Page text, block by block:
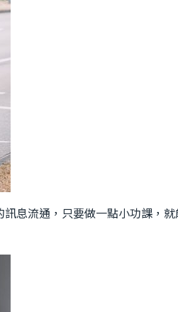
息流通，只要做一點小功課，